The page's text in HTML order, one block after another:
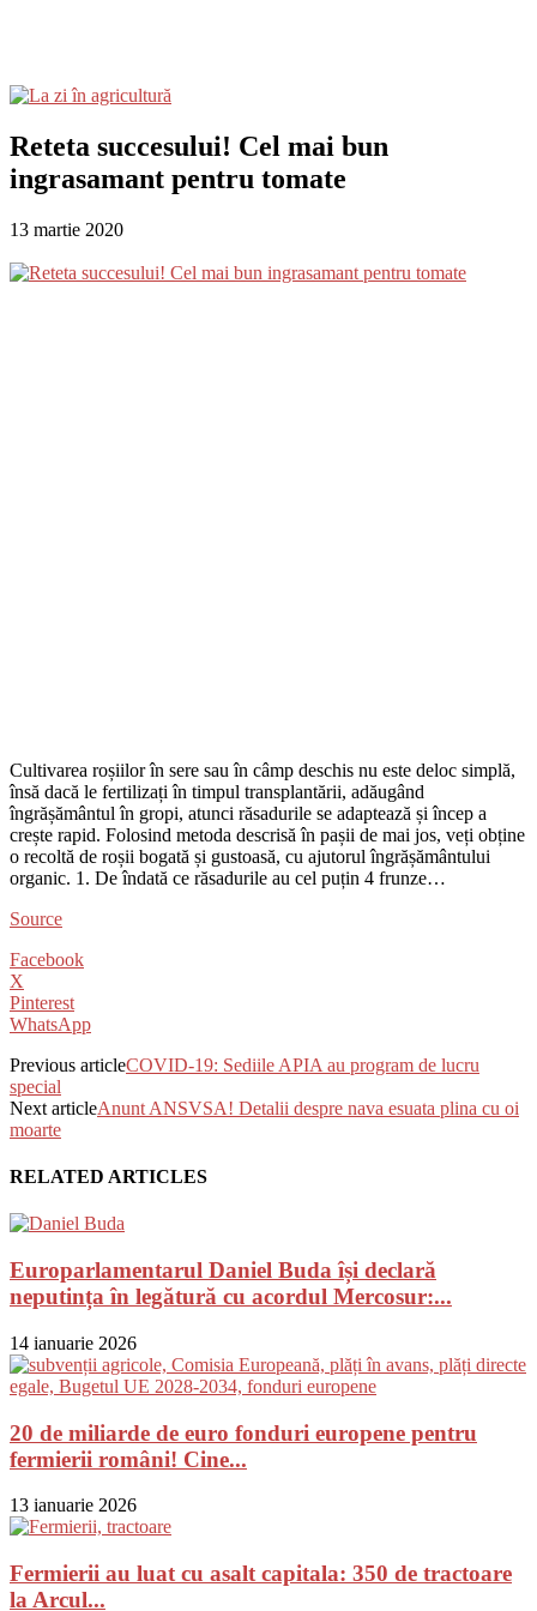
Reteta succesului! Cel mai bun
ingrasamant pentru tomate
13 martie 2020
Cultivarea roșiilor în sere sau în câmp deschis nu este deloc simplă,
însă dacă le fertilizați în timpul transplantării, adăugând
îngrășământul în gropi, atunci răsadurile se adaptează și încep a
crește rapid. Folosind metoda descrisă în pașii de mai jos, veți obține
o recoltă de roșii bogată și gustoasă, cu ajutorul îngrășământului
organic. 1. De îndată ce răsadurile au cel puțin 4 frunze…
Source
Facebook
X
Pinterest
WhatsApp
Previous articleCOVID-19: Sediile APIA au program de lucru
special
Next articleAnunt ANSVSA! Detalii despre nava esuata plina cu oi
moarte
RELATED ARTICLES
Europarlamentarul Daniel Buda își declară
neputința în legătură cu acordul Mercosur:...
14 ianuarie 2026
20 de miliarde de euro fonduri europene pentru
fermierii români! Cine...
13 ianuarie 2026
Fermierii au luat cu asalt capitala: 350 de tractoare
la Arcul...